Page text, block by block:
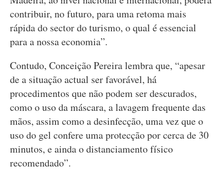
contribuir, no futuro, para uma retoma mais
rápida do sector do turismo, o qual é essencial
para a nossa economia”.
Contudo, Conceição Pereira lembra que, “apesar
de a situação actual ser favorável, há
procedimentos que não podem ser descurados,
como o uso da máscara, a lavagem frequente das
mãos, assim como a desinfecção, uma vez que o
uso do gel confere uma protecção por cerca de 30
minutos, e ainda o distanciamento físico
recomendado”.